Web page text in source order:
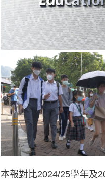
本報對比2024/25學年及